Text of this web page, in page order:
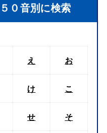
０音別に検索
え お
け こ
せ そ